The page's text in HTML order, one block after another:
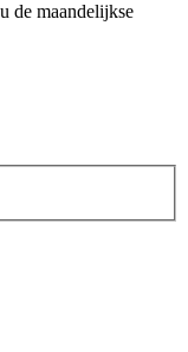
de maandelijkse